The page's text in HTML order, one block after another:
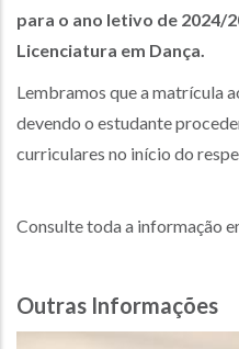
para o ano letivo de 2024/
Licenciatura em Dança.
Lembramos que a matrícula
devendo o estudante
curriculares no início do
Consulte toda a informação
Outras Informações